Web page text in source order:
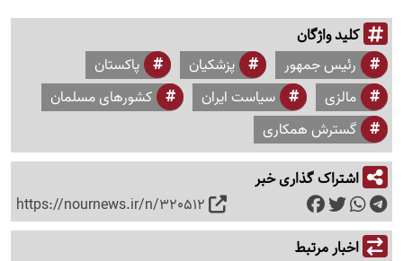
کلید واژگان
رئیس جمهور پزشکیان
پاکستان
مالزی
سیاست ایران
کشورهای مسلمان
گسترش همکاری
اشتراک گذاری خبر
https://nournews.ir/n/320512
اخبار مرتبط